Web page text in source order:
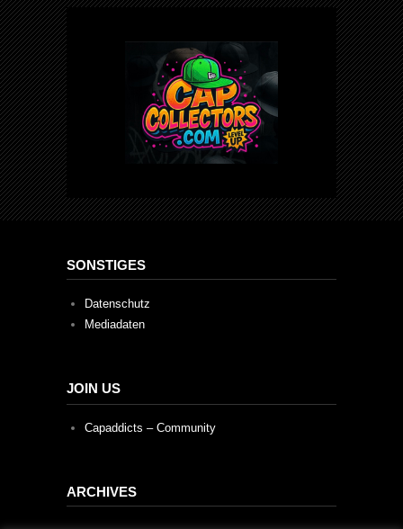
SONSTIGES
Datenschutz
Mediadaten
JOIN US
Capaddicts – Community
ARCHIVES